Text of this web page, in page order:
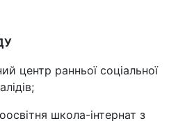
центр ранньої соціальної
школа-інтернат з